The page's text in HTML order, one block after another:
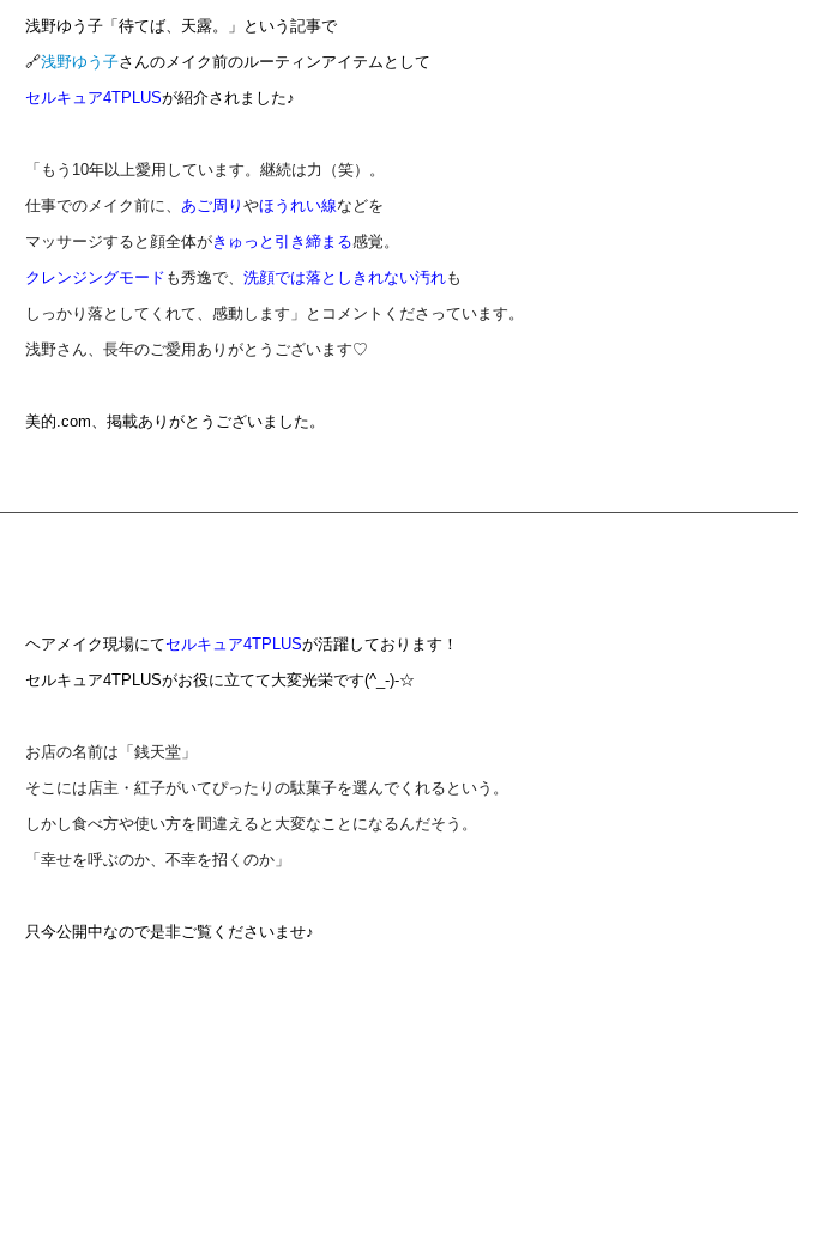
浅野ゆう子「待てば、天露。」という記事で
🔗浅野ゆう子さんのメイク前のルーティンアイテムとして
セルキュア4TPLUSが紹介されました♪
「もう10年以上愛用しています。継続は力（笑）。
仕事でのメイク前に、 あご周り やほうれい線などを
マッサージすると顔全体がきゅっと引き締まる感覚。
クレンジングモード も秀逸で、 洗顔では落としきれない汚れも
しっかり落としてくれて、感動します」とコメントくださっています。
浅野さん、長年のご愛用ありがとうございます♡
美的.com、掲載ありがとうございました。
ヘアメイク現場にてセルキュア4TPLUSが活躍しております！
セルキュア4TPLUSがお役に立てて大変光栄です(^_-)-☆
お店の名前は「銭天堂」
そこには店主・紅子がいてぴったりの駄菓子を選んでくれるという。
しかし食べ方や使い方を間違えると大変なことになるんだそう。
「幸せを呼ぶのか、不幸を招くのか」
只今公開中なので是非ご覧くださいませ♪